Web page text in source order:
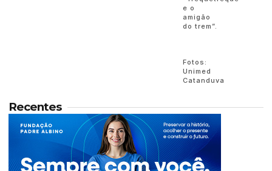
e o
amigão
do trem”.
Fotos:
Unimed
Catanduva
Recentes